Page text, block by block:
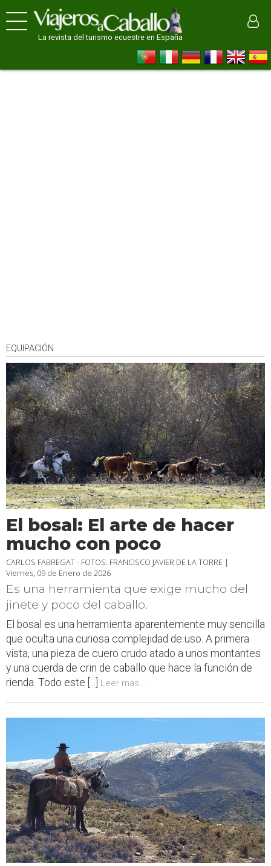
La revista del turismo ecuestre en España
EQUIPACIÓN
El bosal: El arte de hacer
mucho con poco
CARLOS FABREGAT - FOTOS: FRANCISCO JAVIER DE LA TORRE |
Viernes, 09 de Enero de 2026
Es una herramienta que exige mucho del
jinete y poco del caballo.
El bosal es una herramienta aparentemente muy sencilla
que oculta una curiosa complejidad de uso. A primera
vista, una pieza de cuero crudo atado a unos montantes
y una cuerda de crin de caballo que hace la función de
rienda. Todo este [...]
Leer más...